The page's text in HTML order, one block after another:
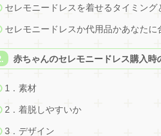
セレモニードレスを着せるタイミング
セレモニードレスか代用品かあなたに
赤ちゃんのセレモニードレス購入時
1．素材
2．着脱しやすいか
3．デザイン